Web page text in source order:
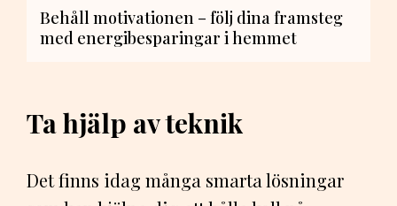
Behåll motivationen – följ dina framsteg
med energibesparingar i hemmet
Ta hjälp av teknik
Det finns idag många smarta lösningar